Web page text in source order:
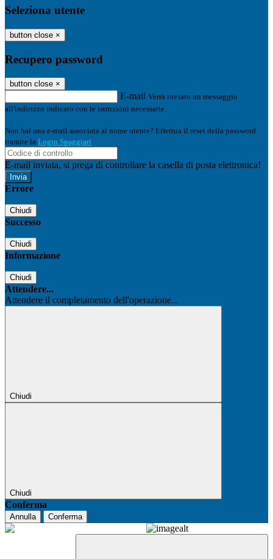
Seleziona utente
button close ×
Recupero password
button close ×
E-mail Verrà inviato un messaggio
all'indirizzo indicato con le istruzioni necessarie.
Non hai una e-mail associata al nome utente? Effettua il reset della password
tramite la Login Spaggiari
E-mail inviata, si prega di controllare la casella di posta elettronica!
Errore
Chiudi
Successo
Chiudi
Informazione
Chiudi
Attendere...
Attendere il completamento dell'operazione...
Chiudi
Chiudi
Conferma
Annulla Conferma